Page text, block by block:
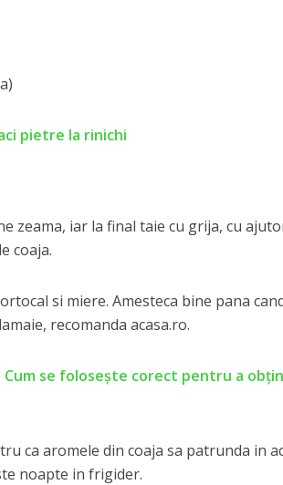
pietre la rinichi
zeama, iar la final taie cu grija, cu
coaja.
si miere. Amesteca bine pana
recomanda acasa.ro.
Cum se folosește corect pentru a
ca aromele din coaja sa patrunda in
noapte in frigider.